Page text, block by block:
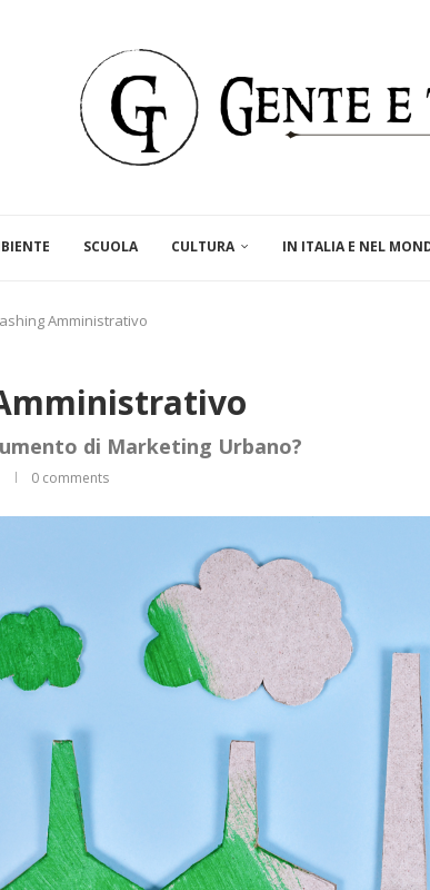
SCUOLA CULTURA IN ITALIA E NEL
Amministrativo
di Marketing Urbano?
0 comments